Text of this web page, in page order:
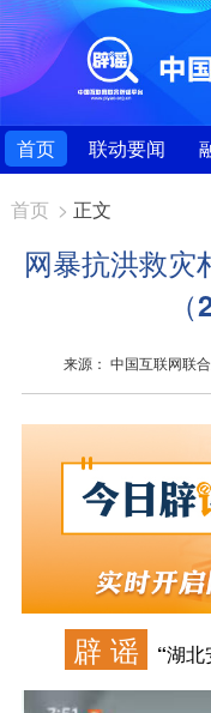
首页 联动要闻
首页 > 正文
网暴抗洪救灾
来源： 中国互联网联
辟 谣 “湖